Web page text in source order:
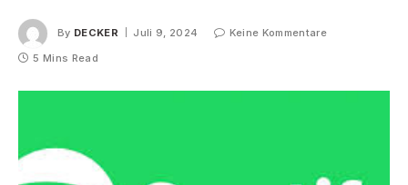
By DECKER Juli 9, 2024
Keine Kommentare
5 Mins Read